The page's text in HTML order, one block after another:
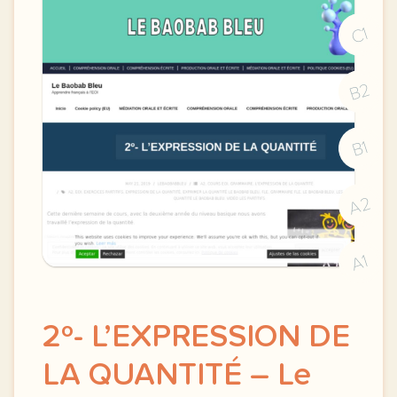
C1
B2
B1
A2
A1
2º- L’EXPRESSION DE
LA QUANTITÉ – Le